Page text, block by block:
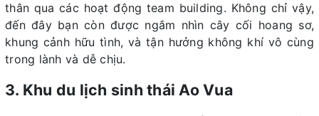
thân qua các hoạt động team building. Không chỉ vậy,
đến đây bạn còn được ngắm nhìn cây cối hoang sơ,
khung cảnh hữu tình, và tận hưởng không khí vô cùng
trong lành và dễ chịu.
3. Khu du lịch sinh thái Ao Vua